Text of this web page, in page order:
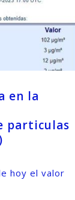
en la
particulas
hoy el valor